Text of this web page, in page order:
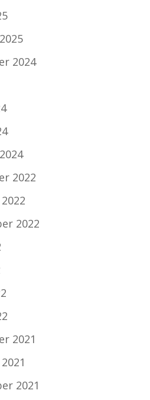
2024
2022
2022
2021
2021